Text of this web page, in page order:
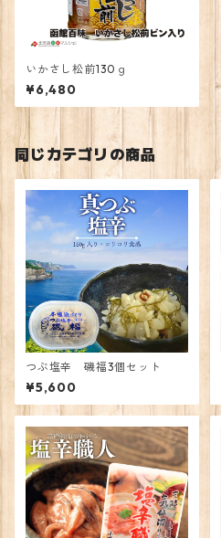
いかさし松前130ｇ
¥6,480
同じカテゴリの商品
つぶ塩辛 磯福3個セット
¥5,600